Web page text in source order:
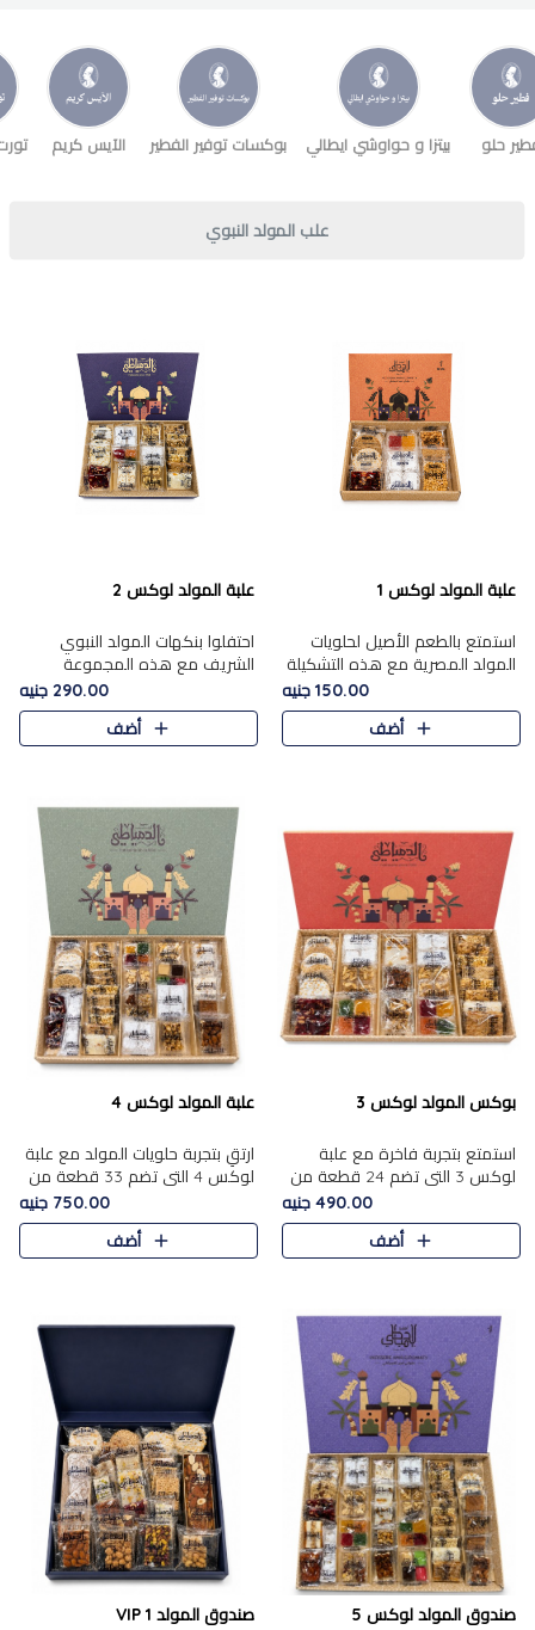
حلو بيتزا و حواوشي ايطالي بوكسات توفير الفطير الآيس كريم
علب المولد النبوي
علبة المولد لوكس 1
استمتع بالطعم الأصيل لحلويات
المولد المصرية مع هذه التشكيلة
المختارة بعناية من 9 قطع. تتضمن
التشكيلة جوزرية مع فول،ملبان
150.00 جنيه
أضف
علبة المولد لوكس 2
احتفلوا بنكهات المولد النبوي
الشريف مع هذه المجموعة
الفاخرة المكونة من 19 قطعة،
والتي تم اختيارها بعناية فائقة لتُبرز
تشكيلة واسعة من الحلويات
290.00 جنيه
أضف
بوكس المولد لوكس 3
استمتع بتجربة فاخرة مع علبة
لوكس 3 التي تضم 24 قطعة من
أشهر حلويات المولد الشرقية
المختارة بعناية. تحتوي التشكيلة
على الجزرية بالفول، والملب..
490.00 جنيه
أضف
علبة المولد لوكس 4
ارتقِ بتجربة حلويات المولد مع علبة
لوكس 4 التي تضم 33 قطعة من
تشكيلة فاخرة ومتنوعة من أشهر
الأصناف الشرقية. تحتوي العلبة على
الجزرية بالفول،..
750.00 جنيه
أضف
صندوق المولد لوكس 5 صندوق المولد VIP 1